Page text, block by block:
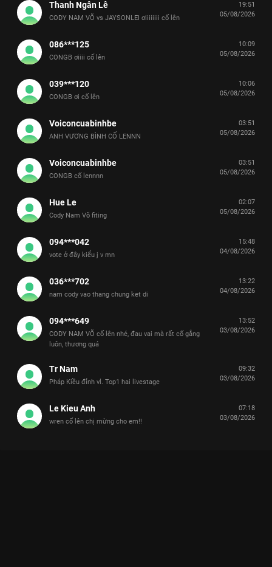
Thanh Ngân Lê
CODY NAM VÕ vs JAYSONLEI ơiiiiiiii cố lên
19:51
05/08/2026
086***125
CONGB ơiiii cố lên
10:09
05/08/2026
039***120
CONGB ơi cố lên
10:06
05/08/2026
Voiconcuabinhbe
ANH VƯƠNG BÌNH CỐ LENNN
03:51
05/08/2026
Voiconcuabinhbe
CONGB cố lennnn
03:51
05/08/2026
Hue Le
Cody Nam Võ fiting
02:07
05/08/2026
094***042
vote ở đây kiểu j v mn
15:48
04/08/2026
036***702
nam cody vao thang chung ket di
13:22
04/08/2026
094***649
CODY NAM VÕ cố lên nhé, đau vai mà rất cố gắng
luôn, thương quá
13:52
03/08/2026
Tr Nam
Pháp Kiều đỉnh vl. Top1 hai livestage
09:32
03/08/2026
Le Kieu Anh
wren cố lên chị mừng cho em!!
07:18
03/08/2026